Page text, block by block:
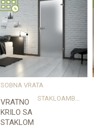
SOBNA VRATA
STAKLOAMBER
VRATNO
KRILO SA
STAKLOM